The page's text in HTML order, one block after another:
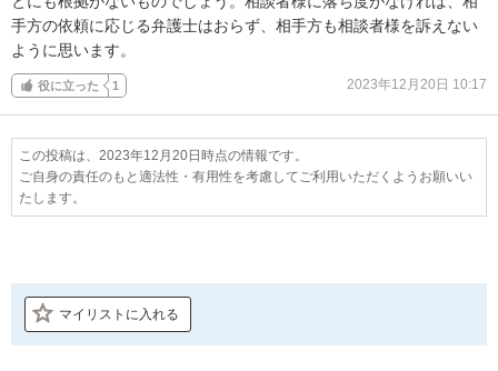
手方の依頼に応じる弁護士はおらず、相手方も相談者様を訴えない
ように思います。
役に立った 1 2023年12月20日 10:17
この投稿は、2023年12月20日時点の情報です。
ご自身の責任のもと適法性・有用性を考慮してご利用いただくようお願いい
たします。
マイリストに入れる